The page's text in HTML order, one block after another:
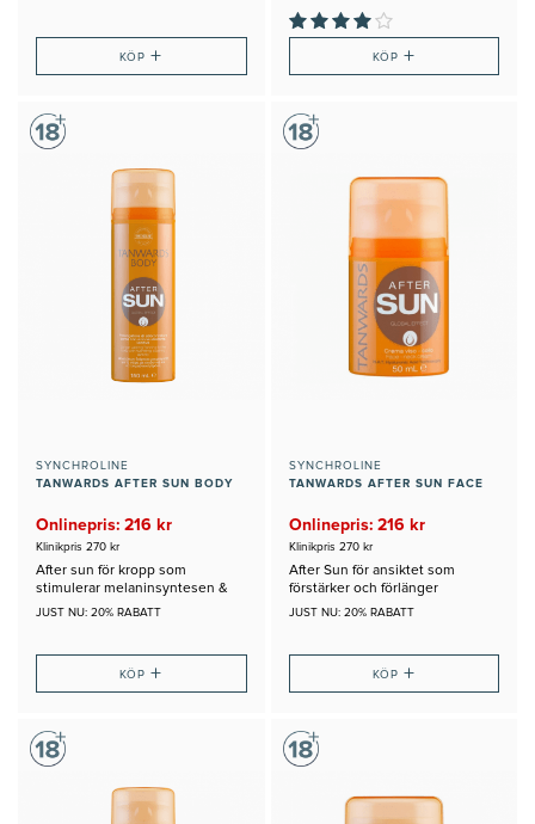
KÖP+ KÖP +
SYNCHROLINE
TANWARDS AFTER SUN BODY
Onlinepris: 216 kr
Klinikpris 270 kr
After sun för kropp som
stimulerar melaninsyntesen &
mjukhet
JUST NU: 20% RABATT
KÖP+
SYNCHROLINE
TANWARDS AFTER SUN FACE
Onlinepris: 216 kr
Klinikpris 270 kr
After Sun för ansiktet som
förstärker och förlänger
solbrännan
JUST NU: 20% RABATT
KÖP +